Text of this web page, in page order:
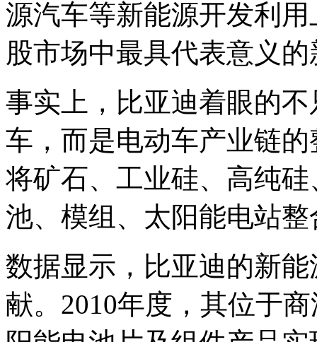
源汽车等新能源开发利
股市场中最具代表意义
事实上，比亚迪着眼的
车，而是电动车产业链
将矿石、工业硅、高纯
池、模组、太阳能电站
数据显示，比亚迪的新
献。2010年度，其位于